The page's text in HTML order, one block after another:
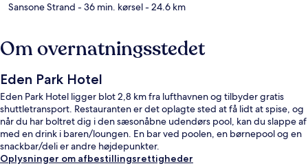
Sansone Strand - 36 min. kørsel- 24.6 km
Om overnatningsstedet
Eden Park Hotel
Eden Park Hotel ligger blot 2,8 km fra lufthavnen og tilbyder gratis
shuttletransport. Restauranten er det oplagte sted at få lidt at spise, og
når du har boltret dig i den sæsonåbne udendørs pool, kan du slappe af
med en drink i baren/loungen. En bar ved poolen, en børnepool og en
snackbar/deli er andre højdepunkter.
Oplysninger om afbestillingsrettigheder